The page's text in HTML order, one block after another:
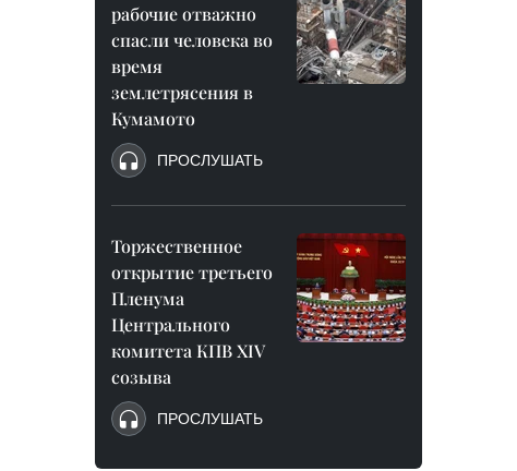
рабочие отважно
спасли человека во
время
землетрясения в
Кумамото
ПРОСЛУШАТЬ
Торжественное
открытие третьего
Пленума
Центрального
комитета КПВ XIV
созыва
ПРОСЛУШАТЬ